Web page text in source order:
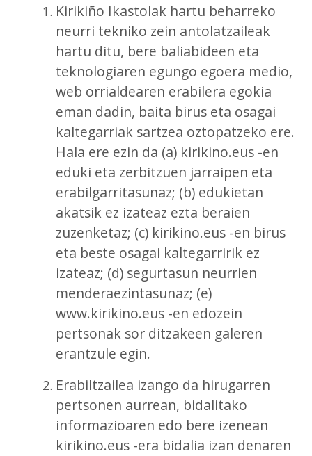
Kirikiño Ikastolak hartu beharreko
neurri tekniko zein antolatzaileak
hartu ditu, bere baliabideen eta
teknologiaren egungo egoera medio,
web orrialdearen erabilera egokia
eman dadin, baita birus eta osagai
kaltegarriak sartzea oztopatzeko ere.
Hala ere ezin da (a) kirikino.eus -en
eduki eta zerbitzuen jarraipen eta
erabilgarritasunaz; (b) edukietan
akatsik ez izateaz ezta beraien
zuzenketaz; (c) kirikino.eus -en birus
eta beste osagai kaltegarririk ez
izateaz; (d) segurtasun neurrien
menderaezintasunaz; (e)
www.kirikino.eus -en edozein
pertsonak sor ditzakeen galeren
erantzule egin.
Erabiltzailea izango da hirugarren
pertsonen aurrean, bidalitako
informazioaren edo bere izenean
kirikino.eus -era bidalia izan denaren